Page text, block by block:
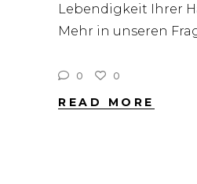
Lebendigkeit Ihrer
Mehr in unseren
0 0
READ MORE